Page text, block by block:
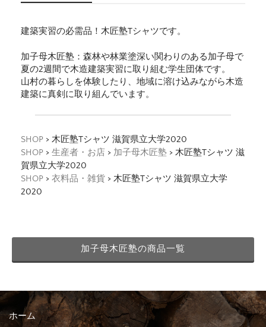
建築実習の必需品！木匠塾Tシャツです。
加子母木匠塾：森林や林業塗深い関わりのある加子母で
夏の2週間で木造建築実習に取り組む学生団体です。
山村の暮らしを体験したり、地域に溶け込みながら木造
建築に真剣に取り組んでいます。
SHOP > 木匠塾Tシャツ 滋賀県立大学2020
SHOP > 生産者・お店 > 加子母木匠塾 > 木匠塾Tシャツ 滋
賀県立大学2020
SHOP > 衣料品・雑貨 > 木匠塾Tシャツ 滋賀県立大学
2020
加子母木匠塾の商品一覧
ホーム